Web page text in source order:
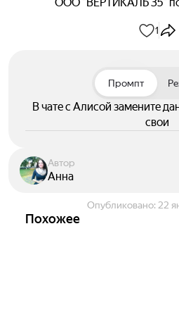
1
Промпт
В чате с Алисой замените
свои
Автор
Анна
Опубликовано: 22
Похожее